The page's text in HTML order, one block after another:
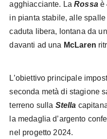
agghiacciante. LaRossaè
in pianta stabile, alle spalle
caduta libera, lontana da
davanti ad una McLaren
L’obiettivo principale
seconda metà di stagione
terreno sulla Stella
la medaglia d’argento
nel progetto 2024.